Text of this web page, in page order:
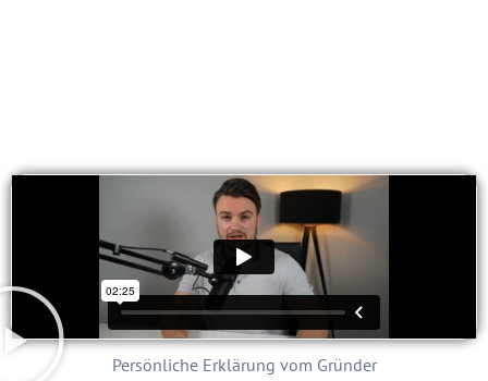
Persönliche Erklärung vom Gründer